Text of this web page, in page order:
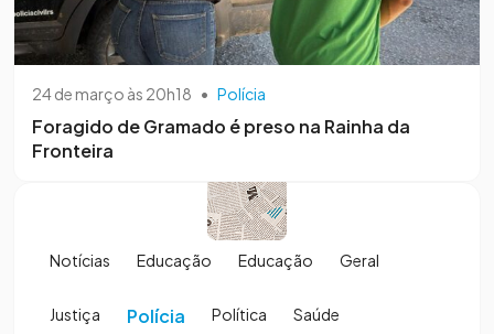
24 de março às 20h18 • Polícia
Foragido de Gramado é preso na Rainha da
Fronteira
Notícias Educação Educação Geral
Justiça Polícia Política Saúde